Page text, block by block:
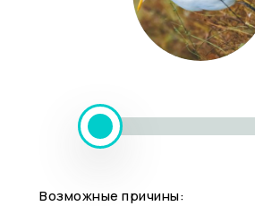
Возможные причины: